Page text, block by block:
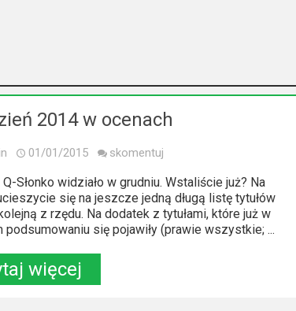
2014 w ocenach
01/01/2015 skomentuj
Słonko widziało w grudniu. Wstaliście już? Na
się na jeszcze jedną długą listę tytułów
z rzędu. Na dodatek z tytułami, które już w
podsumowaniu się pojawiły (prawie wszystkie; ...
więcej